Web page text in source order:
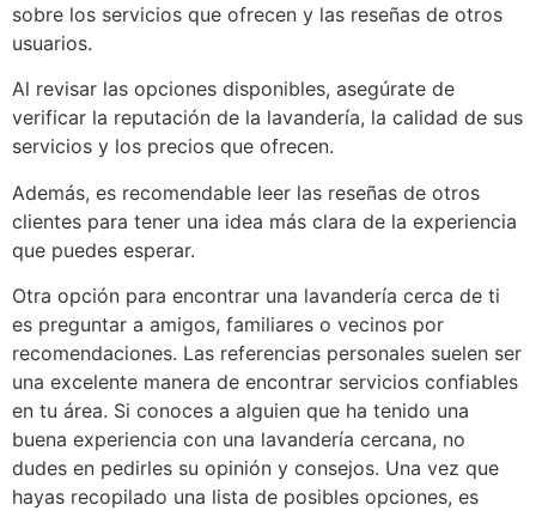
sobre los servicios que ofrecen y las reseñas de otros
usuarios.
Al revisar las opciones disponibles, asegúrate de
verificar la reputación de la lavandería, la calidad de sus
servicios y los precios que ofrecen.
Además, es recomendable leer las reseñas de otros
clientes para tener una idea más clara de la experiencia
que puedes esperar.
Otra opción para encontrar una lavandería cerca de ti
es preguntar a amigos, familiares o vecinos por
recomendaciones. Las referencias personales suelen ser
una excelente manera de encontrar servicios confiables
en tu área. Si conoces a alguien que ha tenido una
buena experiencia con una lavandería cercana, no
dudes en pedirles su opinión y consejos. Una vez que
hayas recopilado una lista de posibles opciones, es